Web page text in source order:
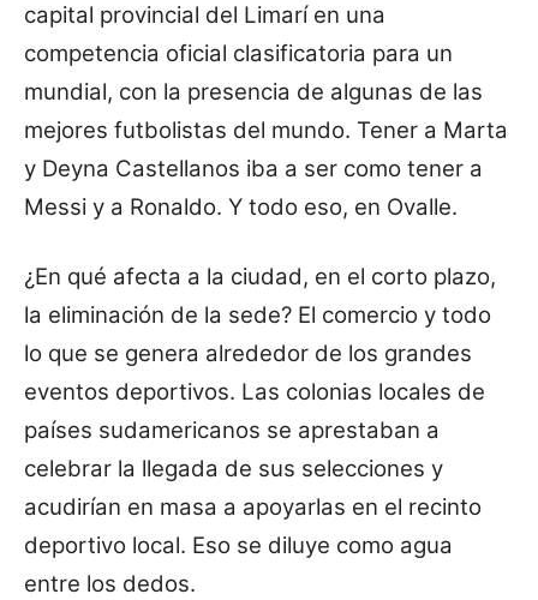
capital provincial del Limarí en una
competencia oficial clasificatoria para un
mundial, con la presencia de algunas de las
mejores futbolistas del mundo. Tener a Marta
y Deyna Castellanos iba a ser como tener a
Messi y a Ronaldo. Y todo eso, en Ovalle.
¿En qué afecta a la ciudad, en el corto plazo,
la eliminación de la sede? El comercio y todo
lo que se genera alrededor de los grandes
eventos deportivos. Las colonias locales de
países sudamericanos se aprestaban a
celebrar la llegada de sus selecciones y
acudirían en masa a apoyarlas en el recinto
deportivo local. Eso se diluye como agua
entre los dedos.